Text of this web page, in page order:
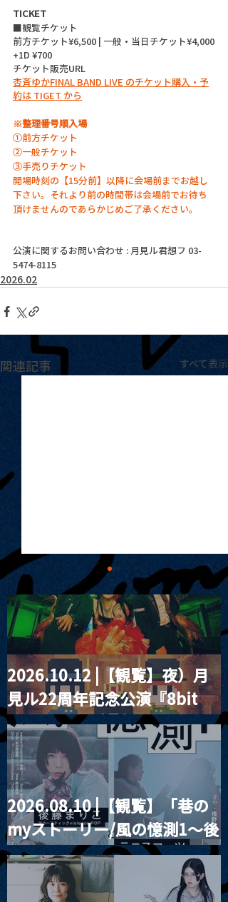
TICKET
■観覧チケット
前方チケット¥6,500 | 一般・当日チケット¥4,000
+1D ¥700
チケット販売URL
杏斉ゆかFINAL BAND LIVE のチケット購入・予
約は TIGET から
※整理番号順入場
①前方チケット
②一般チケット
③手売りチケット
開場時刻の【15分前】以降に会場前までお越し
下さい。それより前の時間帯は会場前でお待ち
頂けませんのであらかじめご了承ください。
公演に関するお問い合わせ : 月見ル君想フ 03-
5474-8115
2026.02
関連記事 すべて表示
2026.02.01 |【観覧】昼)
紗乃香 SANOKA FIRST
CONCERT
2026.10.12 |【観覧】夜）月
見ル22周年記念公演『8bit
strawberry』
2026.08.10 |【観覧】「巷の
myストーリー/風の憶測1～後
藤まりこアコースティック
violence POPとテニスコー